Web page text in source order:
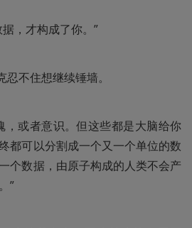
，才构成了你。”
不住想继续锤墙。
，或者意识。但这些都是大脑给你
都可以分割成一个又一个单位的数
个数据，由原子构成的人类不会产
”